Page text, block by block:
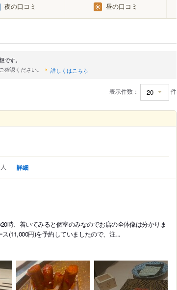
夜の口コミ 昼の口コミ
す。
確認ください。 詳しくはこちら
表示件数： 件
詳細
時、着いてみると個室のみなのでお店の全体像は分かりま
(11,000円)を予約していましたので、注...